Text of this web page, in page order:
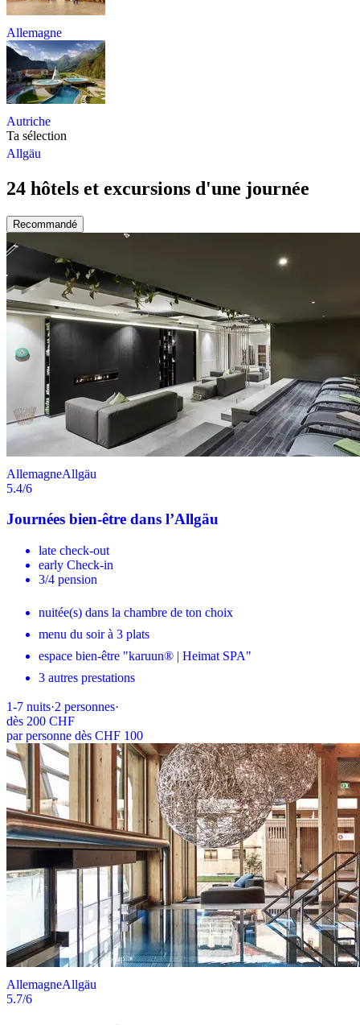
Allemagne
Autriche
Ta sélection
Allgäu
24 hôtels et excursions d'une journée
Recommandé
AllemagneAllgäu
5.4/6
Journées bien-être dans l’Allgäu
late check-out
early Check-in
3/4 pension
nuitée(s) dans la chambre de ton choix
menu du soir à 3 plats
espace bien-être "karuun® | Heimat SPA"
3 autres prestations
1-7 nuits·2 personnes·
dès 200 CHF
par personne dès CHF 100
AllemagneAllgäu
5.7/6